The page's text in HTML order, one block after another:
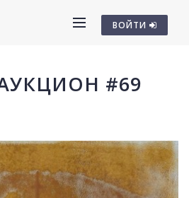
ВОЙТИ
#69